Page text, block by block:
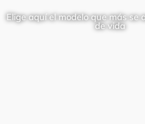
Elige aquí el modelo que más se
de vida